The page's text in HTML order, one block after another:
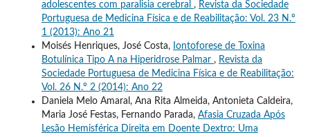
adolescentes com paralisia cerebral , Revista da Sociedade
Portuguesa de Medicina Física e de Reabilitação: Vol. 23 N.º
1 (2013): Ano 21
Moisés Henriques, José Costa, Iontoforese de Toxina
Botulínica Tipo A na Hiperidrose Palmar , Revista da
Sociedade Portuguesa de Medicina Física e de Reabilitação:
Vol. 26 N.º 2 (2014): Ano 22
Daniela Melo Amaral, Ana Rita Almeida, Antonieta Caldeira,
Maria José Festas, Fernando Parada, Afasia Cruzada Após
Lesão Hemisférica Direita em Doente Dextro: Uma